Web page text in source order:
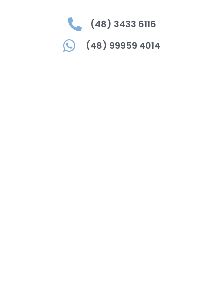
(48) 3433 6116
(48) 99959 4014